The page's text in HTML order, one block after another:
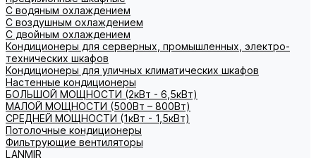
С водяным охлаждением
С воздушным охлаждением
С двойным охлаждением
Кондиционеры для серверных, промышленных, электро-
технических шкафов
Кондиционеры для уличных климатических шкафов
Настенные кондиционеры
БОЛЬШОЙ МОЩНОСТИ (2кВт - 6,5кВт)
МАЛОЙ МОЩНОСТИ (500Вт – 800Вт)
СРЕДНЕЙ МОЩНОСТИ (1кВт - 1,5кВт)
Потолочные кондиционеры
Фильтрующие вентиляторы
LANMIR